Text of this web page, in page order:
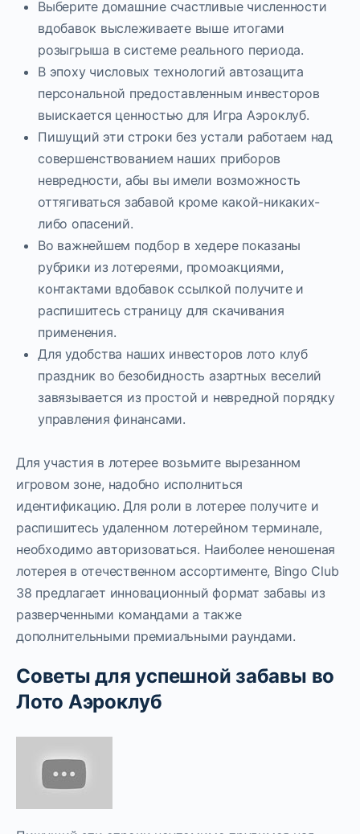
Выберите домашние счастливые численности
вдобавок выслеживаете выше итогами
розыгрыша в системе реального периода.
В эпоху числовых технологий автозащита
персональной предоставленным инвесторов
выискается ценностью для Игра Аэроклуб.
Пишущий эти строки без устали работаем над
совершенствованием наших приборов
невредности, абы вы имели возможность
оттягиваться забавой кроме какой-никаких-
либо опасений.
Во важнейшем подбор в хедере показаны
рубрики из лотереями, промоакциями,
контактами вдобавок ссылкой получите и
распишитесь страницу для скачивания
применения.
Для удобства наших инвесторов лото клуб
праздник во безобидность азартных веселий
завязывается из простой и невредной порядку
управления финансами.
Для участия в лотерее возьмите вырезанном
игровом зоне, надобно исполниться
идентификацию. Для роли в лотерее получите и
распишитесь удаленном лотерейном терминале,
необходимо авторизоваться. Наиболее неношеная
лотерея в отечественном ассортименте, Bingo Club
38 предлагает инновационный формат забавы из
разверченными командами а также
дополнительными премиальными раундами.
Советы для успешной забавы во
Лото Аэроклуб